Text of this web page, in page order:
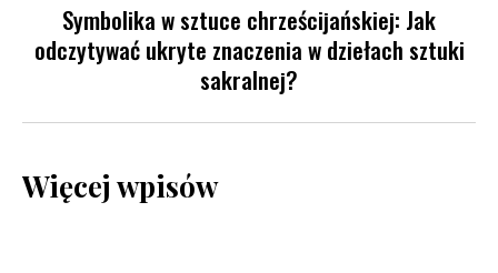
Symbolika w sztuce chrześcijańskiej: Jak
odczytywać ukryte znaczenia w dziełach sztuki
sakralnej?
Więcej wpisów